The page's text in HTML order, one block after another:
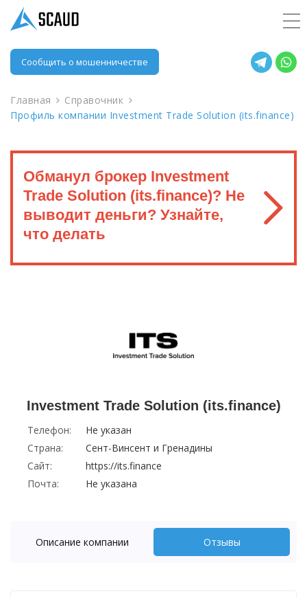
Сообщить о мошенничестве
Главная
Справочник
Профиль компании Investment Trade Solution (its.finance)
Обманул брокер Investment
Trade Solution (its.finance)? Не
выводит деньги? Узнайте,
что делать
Investment Trade Solution (its.finance)
Телефон:
Не указан
Страна:
Сент-Винсент и Гренадины
Сайт:
https://its.finance
Почта:
Не указана
Описание компании Отзывы